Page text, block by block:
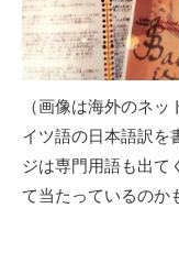
（画像は海外のネ
イツ語の日本語訳を
ジは専門用語も出て
て当たっているのか